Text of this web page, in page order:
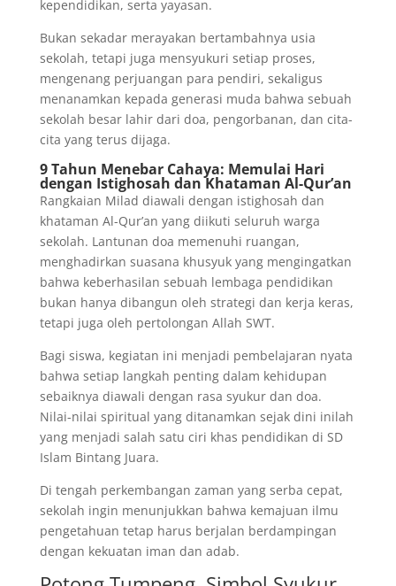
kependidikan, serta yayasan.
Bukan sekadar merayakan bertambahnya usia
sekolah, tetapi juga mensyukuri setiap proses,
mengenang perjuangan para pendiri, sekaligus
menanamkan kepada generasi muda bahwa sebuah
sekolah besar lahir dari doa, pengorbanan, dan cita-
cita yang terus dijaga.
9 Tahun Menebar Cahaya: Memulai Hari
dengan Istighosah dan Khataman Al-Qur’an
Rangkaian Milad diawali dengan istighosah dan
khataman Al-Qur’an yang diikuti seluruh warga
sekolah. Lantunan doa memenuhi ruangan,
menghadirkan suasana khusyuk yang mengingatkan
bahwa keberhasilan sebuah lembaga pendidikan
bukan hanya dibangun oleh strategi dan kerja keras,
tetapi juga oleh pertolongan Allah SWT.
Bagi siswa, kegiatan ini menjadi pembelajaran nyata
bahwa setiap langkah penting dalam kehidupan
sebaiknya diawali dengan rasa syukur dan doa.
Nilai-nilai spiritual yang ditanamkan sejak dini inilah
yang menjadi salah satu ciri khas pendidikan di SD
Islam Bintang Juara.
Di tengah perkembangan zaman yang serba cepat,
sekolah ingin menunjukkan bahwa kemajuan ilmu
pengetahuan tetap harus berjalan berdampingan
dengan kekuatan iman dan adab.